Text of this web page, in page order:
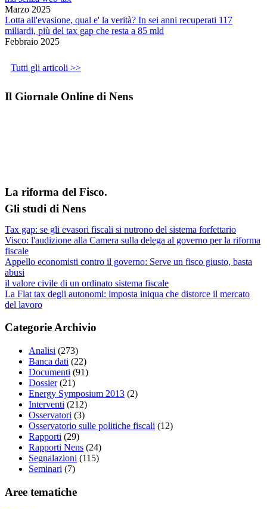
Marzo 2025
Lotta all'evasione, qual e' la verità? In sei anni recuperati 117
miliardi, più del tax gap che resta a 85 mld
Febbraio 2025
Tutti gli articoli >>
Il Giornale Online di Nens
La riforma del Fisco.
Gli studi di Nens
Tax gap: se gli evasori fiscali si nutrono del sistema forfettario
Visco: l'audizione alla Camera sulla delega al governo per la riforma
fiscale
Appello economisti contro il governo: Serve un fisco giusto, basta
abusi
il valore civile di un ordinato sistema fiscale
La Flat tax degli autonomi: imposta iniqua che distorce il mercato
del lavoro
Categorie Archivio
Analisi (273)
Banca dati (22)
Documenti (91)
Dossier (21)
Energy Symposium 2013 (2)
Interventi (212)
Osservatori (3)
Osservatorio sulle politiche fiscali (12)
Rapporti (29)
Rapporti Nens (24)
Segnalazioni (115)
Seminari (7)
Aree tematiche